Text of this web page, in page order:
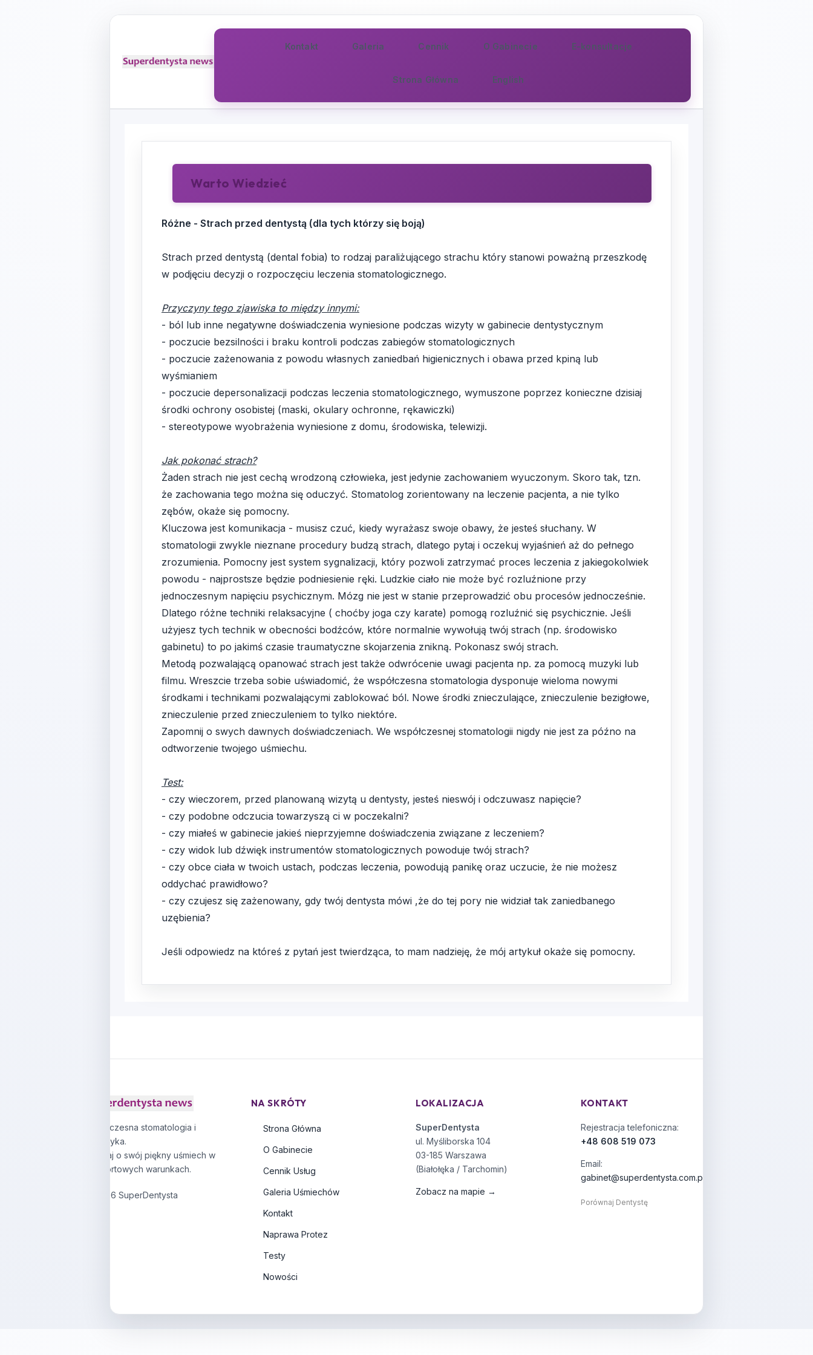
Kontakt Galeria Cennik O Gabinecie E-konsultacje
Strona Główna English
Warto Wiedzieć
Różne - Strach przed dentystą (dla tych którzy się boją)
Strach przed dentystą (dental fobia) to rodzaj paraliżującego strachu który stanowi poważną przeszkodę
w podjęciu decyzji o rozpoczęciu leczenia stomatologicznego.
Przyczyny tego zjawiska to między innymi:
- ból lub inne negatywne doświadczenia wyniesione podczas wizyty w gabinecie dentystycznym
- poczucie bezsilności i braku kontroli podczas zabiegów stomatologicznych
- poczucie zażenowania z powodu własnych zaniedbań higienicznych i obawa przed kpiną lub
wyśmianiem
- poczucie depersonalizacji podczas leczenia stomatologicznego, wymuszone poprzez konieczne dzisiaj
środki ochrony osobistej (maski, okulary ochronne, rękawiczki)
- stereotypowe wyobrażenia wyniesione z domu, środowiska, telewizji.
Jak pokonać strach?
Żaden strach nie jest cechą wrodzoną człowieka, jest jedynie zachowaniem wyuczonym. Skoro tak, tzn.
że zachowania tego można się oduczyć. Stomatolog zorientowany na leczenie pacjenta, a nie tylko
zębów, okaże się pomocny.
Kluczowa jest komunikacja - musisz czuć, kiedy wyrażasz swoje obawy, że jesteś słuchany. W
stomatologii zwykle nieznane procedury budzą strach, dlatego pytaj i oczekuj wyjaśnień aż do pełnego
zrozumienia. Pomocny jest system sygnalizacji, który pozwoli zatrzymać proces leczenia z jakiegokolwiek
powodu - najprostsze będzie podniesienie ręki. Ludzkie ciało nie może być rozluźnione przy
jednoczesnym napięciu psychicznym. Mózg nie jest w stanie przeprowadzić obu procesów jednocześnie.
Dlatego różne techniki relaksacyjne ( choćby joga czy karate) pomogą rozluźnić się psychicznie. Jeśli
użyjesz tych technik w obecności bodźców, które normalnie wywołują twój strach (np. środowisko
gabinetu) to po jakimś czasie traumatyczne skojarzenia znikną. Pokonasz swój strach.
Metodą pozwalającą opanować strach jest także odwrócenie uwagi pacjenta np. za pomocą muzyki lub
filmu. Wreszcie trzeba sobie uświadomić, że współczesna stomatologia dysponuje wieloma nowymi
środkami i technikami pozwalającymi zablokować ból. Nowe środki znieczulające, znieczulenie bezigłowe,
znieczulenie przed znieczuleniem to tylko niektóre.
Zapomnij o swych dawnych doświadczeniach. We współczesnej stomatologii nigdy nie jest za późno na
odtworzenie twojego uśmiechu.
Test:
- czy wieczorem, przed planowaną wizytą u dentysty, jesteś nieswój i odczuwasz napięcie?
- czy podobne odczucia towarzyszą ci w poczekalni?
- czy miałeś w gabinecie jakieś nieprzyjemne doświadczenia związane z leczeniem?
- czy widok lub dźwięk instrumentów stomatologicznych powoduje twój strach?
- czy obce ciała w twoich ustach, podczas leczenia, powodują panikę oraz uczucie, że nie możesz
oddychać prawidłowo?
- czy czujesz się zażenowany, gdy twój dentysta mówi ,że do tej pory nie widział tak zaniedbanego
uzębienia?
Jeśli odpowiedz na któreś z pytań jest twierdząca, to mam nadzieję, że mój artykuł okaże się pomocny.
Nowoczesna stomatologia i
protetyka.
Zadbaj o swój piękny uśmiech w
komfortowych warunkach.
© 2026 SuperDentysta
NA SKRÓTY
Strona Główna
O Gabinecie
Cennik Usług
Galeria Uśmiechów
Kontakt
Naprawa Protez
Testy
Nowości
LOKALIZACJA
SuperDentysta
ul. Myśliborska 104
03-185 Warszawa
(Białołęka / Tarchomin)
Zobacz na mapie →
KONTAKT
Rejestracja telefoniczna:
+48 608 519 073
Email:
gabinet@superdentysta.com.pl
Porównaj Dentystę